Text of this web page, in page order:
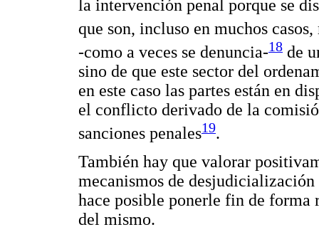
la intervención penal porque se
que son, incluso en muchos casos,
-como a veces se denuncia-18 de
sino de que este sector del
en este caso las partes están en
el conflicto derivado de la
sanciones penales19.
También hay que valorar
mecanismos de
hace posible ponerle fin de forma
del mismo.